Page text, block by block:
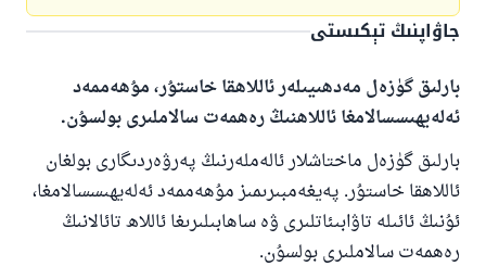
جاۋاپنىڭ تېكىستى
بارلىق گۈزەل مەدھىيىلەر ئاللاھقا خاستۇر، مۇھەممەد
ئەلەيھىسسالامغا ئاللاھنىڭ رەھمەت سالاملىرى بولسۇن.
بارلىق گۈزەل ماختاشلار ئالەملەرنىڭ پەرۋەردىگارى بولغان
ئاللاھقا خاستۇر. پەيغەمبىرىمىز مۇھەممەد ئەلەيھىسسالامغا،
ئۇنىڭ ئائىلە تاۋابىئاتلىرى ۋە ساھابىلىرىغا ئاللاھ تائالانىڭ
رەھمەت سالاملىرى بولسۇن.